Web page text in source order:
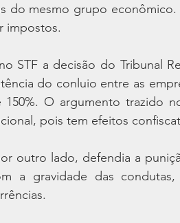
do mesmo grupo
impostos.
STF a decisão do Tribunal
do conluio entre as
150%. O argumento trazido
pois tem efeitos
outro lado, defendia a
a gravidade das